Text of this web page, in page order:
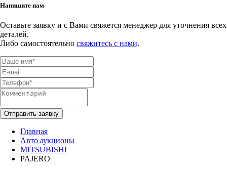
Напишите нам
Оставьте заявку и с Вами свяжется менеджер для уточнения всех
деталей.
Либо самостоятельно свяжитесь с нами.
Отправить заявку
Главная
Авто аукционы
MITSUBISHI
PAJERO